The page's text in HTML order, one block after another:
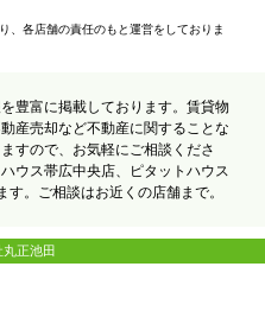
、各店舗の責任のもと運営をしておりま
豊富に掲載しております。賃貸物
産売却など不動産に関することな
すので、お気軽にご相談くださ
ウス帯広中央店、ピタットハウス
。ご相談はお近くの店舗まで。
正池田